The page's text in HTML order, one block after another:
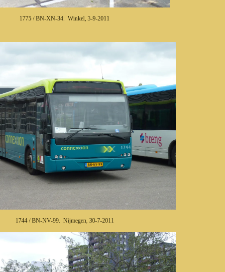
1775 / BN-XN-34. Winkel, 3-9-2011
1744 / BN-NV-99. Nijmegen, 30-7-2011